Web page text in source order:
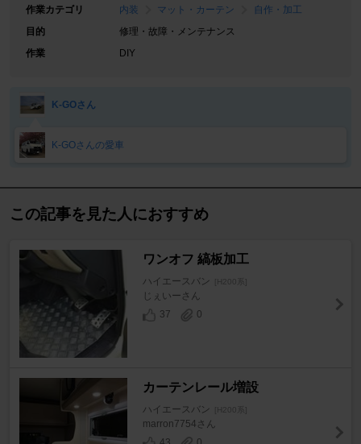
作業カテゴリ
内装 マット・カーテン
自作・加工
目的
修理・故障・メンテナンス
作業
DIY
K-GOさん
K-GOさんの愛車
この記事を見た人におすすめ
ワンオフ 縞板加工
ハイエースバン [H200系]
じぇいーさん
37
0
カーテンレール増設
ハイエースバン [H200系]
marron7754さん